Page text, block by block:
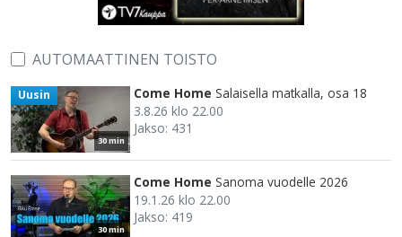
AUTOMAATTINEN TOISTO
30 min
Uusin Come Home Salaisella matkalla, osa 18
3.8.26 klo 22.00
Jakso: 431
30 min
Come Home Sanoma vuodelle 2026
19.1.26 klo 22.00
Jakso: 419